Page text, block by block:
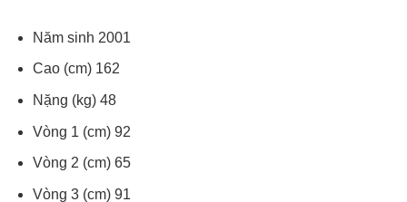
Năm sinh 2001
Cao (cm) 162
Nặng (kg) 48
Vòng 1 (cm) 92
Vòng 2 (cm) 65
Vòng 3 (cm) 91